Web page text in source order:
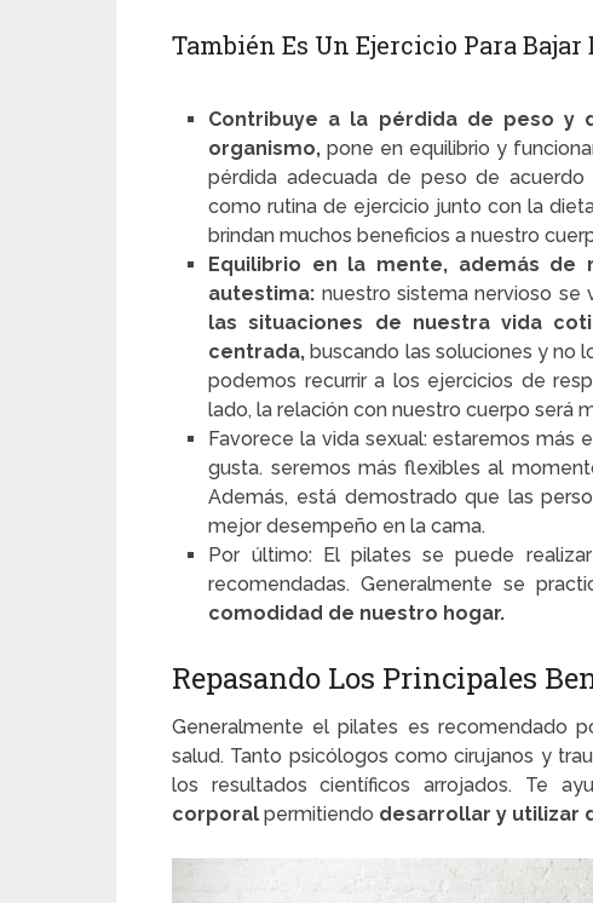
También Es Un Ejercicio Para Bajar
Contribuye a la pérdida de peso y
organismo, pone en equilibrio y
pérdida adecuada de peso de
como rutina de ejercicio junto con la
brindan muchos beneficios a nuestro
Equilibrio en la mente, además
autestima: nuestro sistema nervioso se
las situaciones de nuestra vida
centrada, buscando las soluciones y no
podemos recurrir a los ejercicios de
lado, la relación con nuestro cuerpo será
Favorece la vida sexual: estaremos más
gusta. seremos más flexibles al
Además, está demostrado que las
mejor desempeño en la cama.
Por último: El pilates se puede
recomendadas. Generalmente se
comodidad de nuestro hogar.
Repasando Los Principales
Generalmente el pilates es recomendado
salud. Tanto psicólogos como cirujanos y
los resultados científicos arrojados. Te
corporal permitiendo desarrollar y utilizar